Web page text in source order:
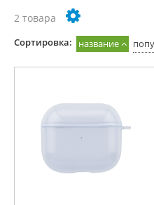
2 товара
Cортировка: название